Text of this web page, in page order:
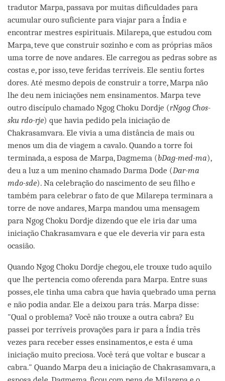
tradutor Marpa, passava por muitas dificuldades para
acumular ouro suficiente para viajar para a Índia e
encontrar mestres espirituais. Milarepa, que estudou com
Marpa, teve que construir sozinho e com as próprias mãos
uma torre de nove andares. Ele carregou as pedras sobre as
costas e, por isso, teve feridas terríveis. Ele sentiu fortes
dores. Até mesmo depois de construir a torre, Marpa não
lhe deu nem iniciações nem ensinamentos. Marpa teve
outro discípulo chamado Ngog Choku Dordje (rNgog Chos-
sku rdo-rje) que havia pedido pela iniciação de
Chakrasamvara. Ele vivia a uma distância de mais ou
menos um dia de viagem a cavalo. Quando a torre foi
terminada, a esposa de Marpa, Dagmema (bDag-med-ma),
deu a luz a um menino chamado Darma Dode (Dar-ma
mdo-sde). Na celebração do nascimento de seu filho e
também para celebrar o fato de que Milarepa terminara a
torre de nove andares, Marpa mandou uma mensagem
para Ngog Choku Dordje dizendo que ele iria dar uma
iniciação Chakrasamvara e que ele deveria vir para esta
ocasião.
Quando Ngog Choku Dordje chegou, ele trouxe tudo aquilo
que lhe pertencia como oferenda para Marpa. Entre suas
posses, ele tinha uma cabra que havia quebrado uma perna
e não podia andar. Ele a deixou para trás. Marpa disse:
"Qual o problema? Você não trouxe a outra cabra? Eu
passei por terríveis provações para ir para a Índia três
vezes para receber esses ensinamentos, e esta é uma
iniciação muito preciosa. Você terá que voltar e buscar a
cabra." Quando Marpa deu a iniciação de Chakrasamvara, a